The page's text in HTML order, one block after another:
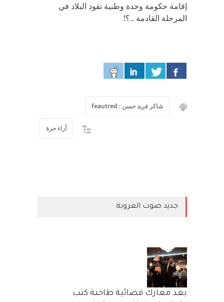
إقامة حكومة وحدة وطنية تقود البلاد في
المرحلة القادمة ..؟!
شاكر فريد حسن : feautred
آراء حرة
جديد صوت العروبة
بعد معارك قضائية طاحنة كتب